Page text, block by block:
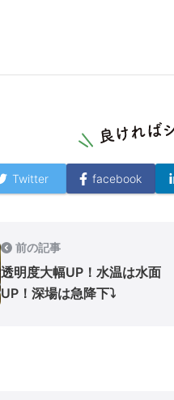
Twitter facebook
前の記事
透明度大幅UP！水温は水面
UP！深場は急降下⤵